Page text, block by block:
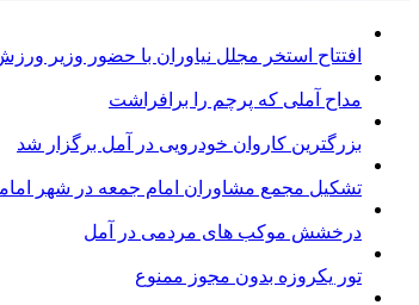
افتتاح استخر مجلل نیاوران با حضور وزیر
مداح آملی که پرچم را برافراشت
بزرگترین کاروان خودرویی در آمل برگزار شد
تشکیل مجمع مشاوران امام جمعه در شهر
درخشش موکب های مردمی در آمل
تور یکروزه بدون مجوز ممنوع